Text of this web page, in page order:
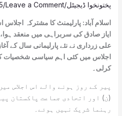
پختونخوا ڈیجیٹل/
Leave a Comment
/
اسلام آباد: پارلیمنٹ کا مشترکہ
ایاز صادق کی سربراہی میں منعقد
علی زرداری نے نئے پارلیمانی سال کے
اجلاس میں کئی اہم سیاسی شخصیات
کرلی۔
پیر کے روز ہونے والے اس اجلاس
(ن) اور اتحادی جماعت پاکستان
رہنما شریک نہیں ہوئے۔